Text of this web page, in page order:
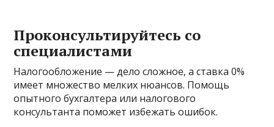
Проконсультируйтесь со
специалистами
Налогообложение — дело сложное, а ставка 0%
имеет множество мелких нюансов. Помощь
опытного бухгалтера или налогового
консультанта поможет избежать ошибок.